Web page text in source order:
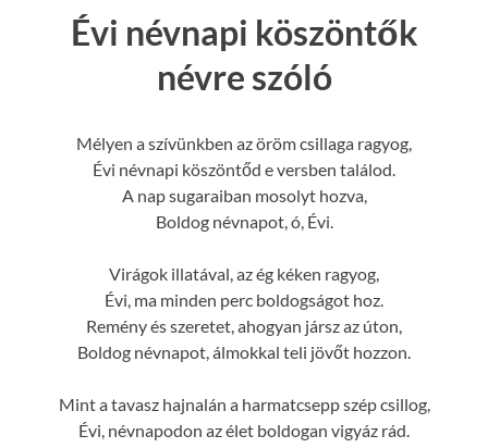
Évi névnapi köszöntők
névre szóló
Mélyen a szívünkben az öröm csillaga ragyog,
Évi névnapi köszöntőd e versben találod.
A nap sugaraiban mosolyt hozva,
Boldog névnapot, ó, Évi.
Virágok illatával, az ég kéken ragyog,
Évi, ma minden perc boldogságot hoz.
Remény és szeretet, ahogyan jársz az úton,
Boldog névnapot, álmokkal teli jövőt hozzon.
Mint a tavasz hajnalán a harmatcsepp szép csillog,
Évi, névnapodon az élet boldogan vigyáz rád.